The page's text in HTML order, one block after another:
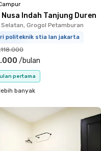
Indah Tanjung Duren
Grogol Petamburan
politeknik stia lan jakarta
/bulan
pertama
banyak